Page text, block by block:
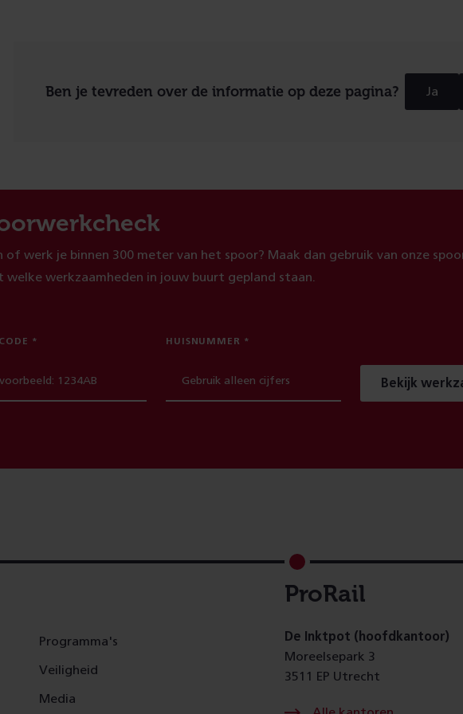
Ben je tevreden over de informatie op deze pagina? Ja
of werk je binnen 300 meter van het spoor? Maak dan gebruik van onze
welke werkzaamheden in jouw buurt gepland staan.
HUISNUMMER
Bekijk
Programma's
Veiligheid
Media
ProRail
De Inktpot (hoofdkantoor)
Moreelsepark 3
3511 EP Utrecht